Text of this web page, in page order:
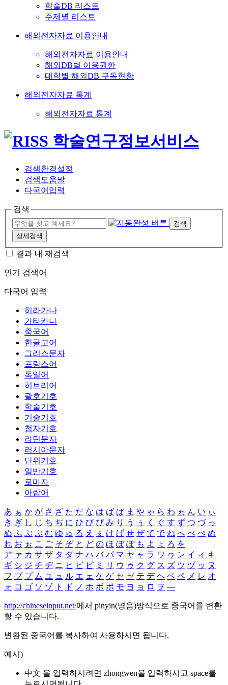
학술DB 리스트
주제별 리스트
해외전자자료 이용안내
해외전자자료 이용안내
해외DB별 이용권한
대학별 해외DB 구독현황
해외전자자료 통계
해외전자자료 통계
검색환경설정
검색도움말
다국어입력
검색
검색
상세검색
결과 내 재검색
인기 검색어
다국어 입력
히라가나
가타카나
중국어
한글고어
그리스문자
프랑스어
독일어
히브리어
괄호기호
학술기호
기술기호
첨자기호
라틴문자
러시아문자
단위기호
일반기호
로마자
아랍어
あ ぁ か が さ ざ た だ な は ば ぱ ま や ゃ ら わ ゎ ん い ぃ
き ぎ し じ ち ぢ に ひ び ぴ み り う ぅ く ぐ す ず つ づ っ
ぬ ふ ぶ ぷ む ゆ ゅ る え ぇ け げ せ ぜ て で ね へ べ ぺ め
れ お ぉ こ ご そ ぞ と ど の ほ ぼ ぽ も よ ょ ろ を
ア ァ カ サ ザ タ ダ ナ ハ バ パ マ ヤ ャ ラ ワ ヮ ン イ ィ キ
ギ シ ジ チ ヂ ニ ヒ ビ ピ ミ リ ウ ゥ ク グ ス ズ ツ ヅ ッ ヌ
フ ブ プ ム ユ ュ ル エ ェ ケ ゲ セ ゼ テ デ ヘ ベ ペ メ レ オ
ォ コ ゴ ソ ゾ ト ド ノ ホ ボ ポ モ ヨ ョ ロ ヲ ―
http://chineseinput.net/에서 pinyin(병음)방식으로 중국어를 변환
할 수 있습니다.
변환된 중국어를 복사하여 사용하시면 됩니다.
예시)
中文 을 입력하시려면 zhongwen을 입력하시고 space를